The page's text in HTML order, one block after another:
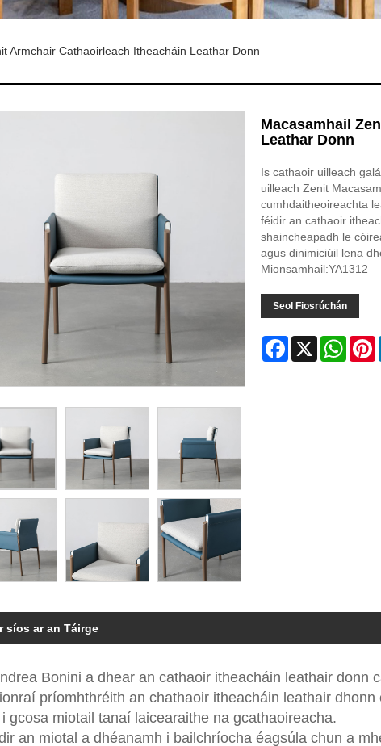
Armchair Cathaoirleach Itheacháin Leathar Donn
Macasamhail
Leathar Donn
Is cathaoir uilleach
uilleach Zenit
cumhdaitheoireachta
féidir an cathaoir
shaincheapadh le
agus dinimiciúil lena
Mionsamhail:YA1312
Seol Fiosrúchán
Facebook
X
síos ar an Táirge
Bonini a dhear an cathaoir itheacháin leathair donn
príomhthréith an chathaoir itheacháin leathair
gcosa miotail tanaí laicearaithe na gcathaoireacha.
an miotal a dhéanamh i bailchríocha éagsúla chun a